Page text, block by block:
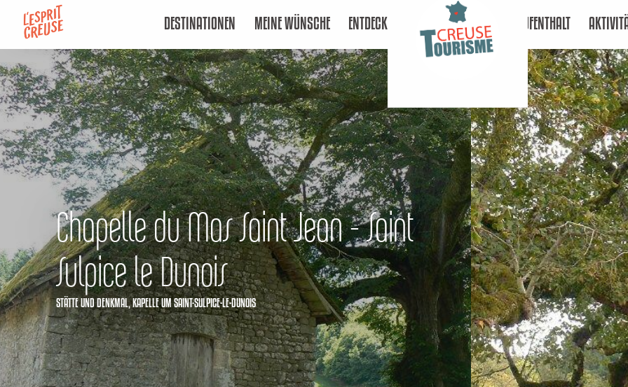
contenu
DESTINATIONEN MEINE WÜNSCHE ENTDECKEN AUFENTHALT
Chapelle du Mas Saint Jean - Saint
Sulpice le Dunois
STÄTTE UND DENKMAL,KAPELLEUM SAINT-SULPICE-LE-DUNOIS